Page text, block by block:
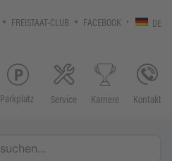
FREISTAAT-CLUB FACEBOOK DE
Parkplatz Service Karriere Kontakt